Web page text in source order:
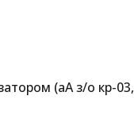
(аA з/о кр-03,